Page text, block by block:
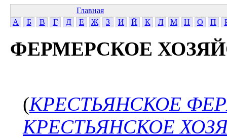
Главная
А
Б В Г Д Е Ж З И Й К Л М Н О П
ФЕРМЕРСКОЕ
(КРЕСТЬЯНСКОЕ
КРЕСТЬЯНСКОЕ